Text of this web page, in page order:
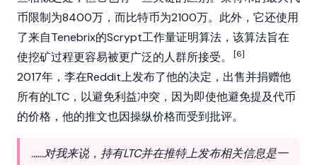
币限制为8400万，而比特币为2100万。此外，它还使用
了来自Tenebrix的Scrypt工作量证明算法，该算法旨在
使挖矿过程更容易被更广泛的人群所接受。
[6]
2017年，李在Reddit上发布了他的决定，出售并捐赠他
所有的LTC，以避免利益冲突，因为即使他避免提及代币
的价格，他的推文也因操纵价格而受到批评。
……对我来说，持有LTC并在推特上发布相关信息是一